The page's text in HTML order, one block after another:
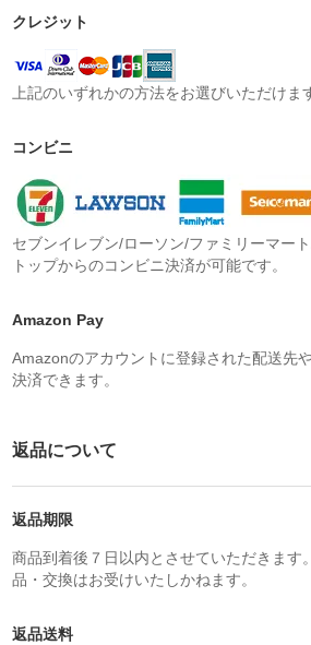
クレジット
上記のいずれかの方法をお選びいただけま
コンビニ
セブンイレブン/ローソン/ファミリーマー
トップからのコンビニ決済が可能です。
Amazon Pay
Amazonのアカウントに登録された配送先
決済できます。
返品について
返品期限
商品到着後７日以内とさせていただきま
品・交換はお受けいたしかねます。
返品送料